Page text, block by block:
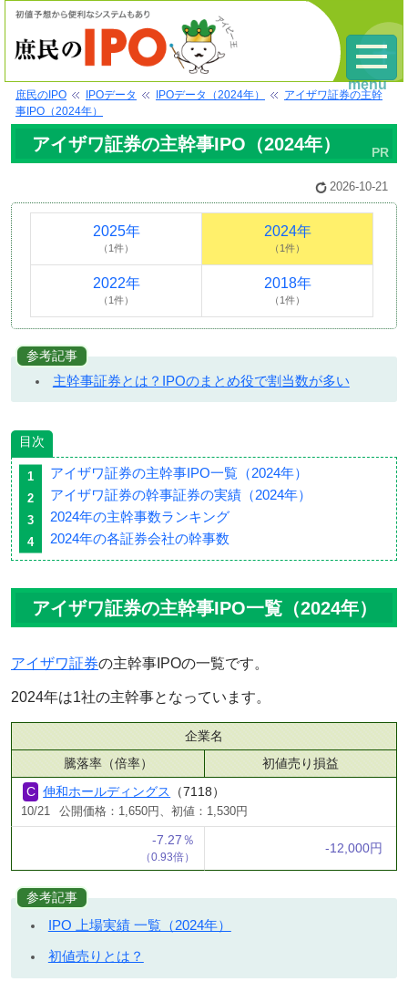
庶民のIPO IPOデータ IPOデータ（2024年）
アイザワ証券の主幹
事IPO（2024年）
アイザワ証券の主幹事IPO（2024年）
2026-10-21
2025年
（1件）
2024年
（1件）
2022年
（1件）
2018年
（1件）
参考記事
主幹事証券とは？IPOのまとめ役で割当数が多い
目次
アイザワ証券の主幹事IPO一覧（2024年）
アイザワ証券の幹事証券の実績（2024年）
2024年の主幹事数ランキング
2024年の各証券会社の幹事数
アイザワ証券の主幹事IPO一覧（2024年）
アイザワ証券の主幹事IPOの一覧です。
2024年は1社の主幹事となっています。
企業名
騰落率（倍率）
初値売り損益
伸和ホールディングス
（7118）
10/21 公開価格：1,650円、初値：1,530円
-7.27％
（0.93倍）
-12,000円
参考記事
IPO 上場実績 一覧（2024年）
初値売りとは？
menu